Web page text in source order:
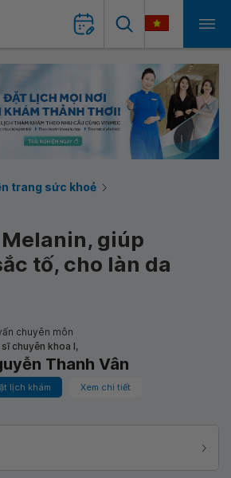
trang sức khoẻ
giúp
tố, cho làn da
chuyên môn
sĩ chuyên khoa I,
Thanh Vân
lịch khám Xem chi tiết